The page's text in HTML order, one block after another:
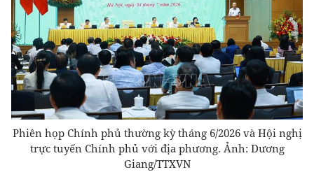
Phiên họp Chính phủ thường kỳ tháng 6/2026 và Hội nghị
trực tuyến Chính phủ với địa phương. Ảnh: Dương
Giang/TTXVN